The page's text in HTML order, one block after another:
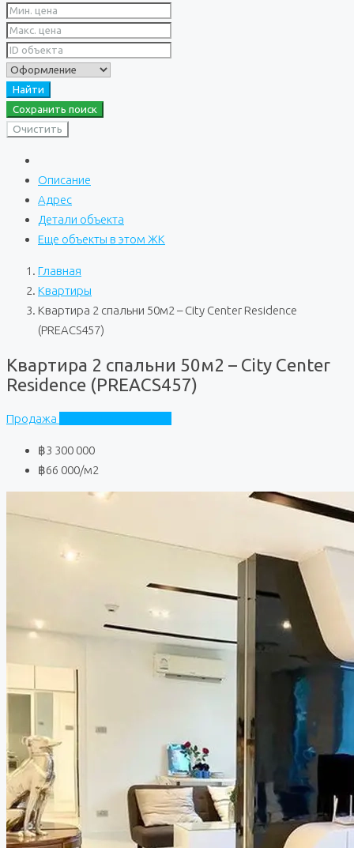
Найти
Сохранить поиск
Очистить
Описание
Адрес
Детали объекта
Еще объекты в этом ЖК
Главная
Квартиры
Квартира 2 спальни 50м2 – City Center Residence
(PREACS457)
Квартира 2 спальни 50м2 – City Center
Residence (PREACS457)
Продажа
฿3 300 000
฿66 000/м2